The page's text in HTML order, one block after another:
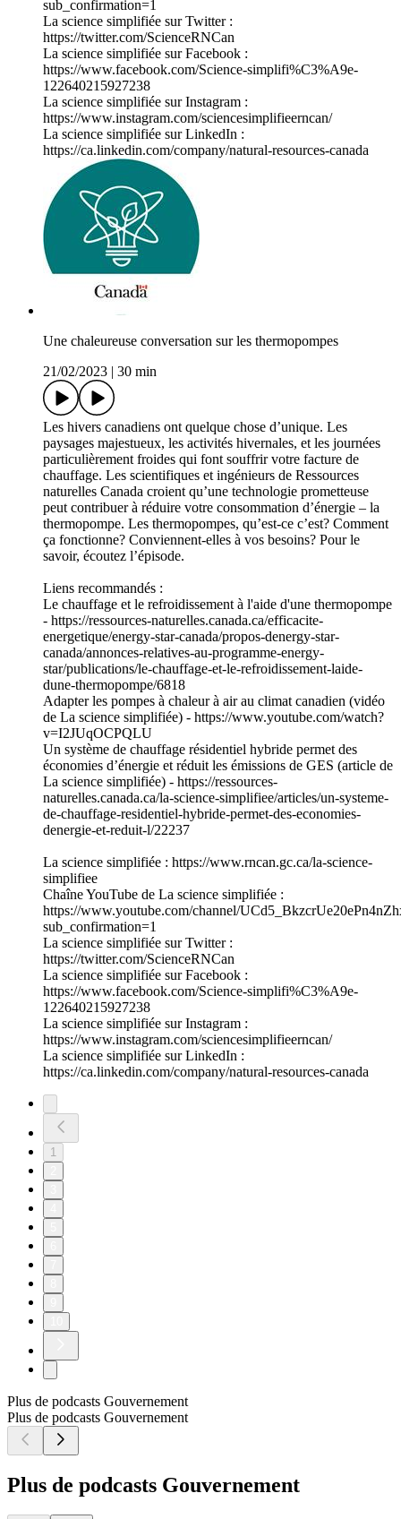
sub_confirmation=1
La science simplifiée sur Twitter :
https://twitter.com/ScienceRNCan
La science simplifiée sur Facebook :
https://www.facebook.com/Science-simplifi%C3%A9e-
122640215927238
La science simplifiée sur Instagram :
https://www.instagram.com/sciencesimplifieerncan/
La science simplifiée sur LinkedIn :
https://ca.linkedin.com/company/natural-resources-canada
Une chaleureuse conversation sur les thermopompes
21/02/2023 | 30 min
Les hivers canadiens ont quelque chose d’unique. Les
paysages majestueux, les activités hivernales, et les journées
particulièrement froides qui font souffrir votre facture de
chauffage. Les scientifiques et ingénieurs de Ressources
naturelles Canada croient qu’une technologie prometteuse
peut contribuer à réduire votre consommation d’énergie – la
thermopompe. Les thermopompes, qu’est-ce c’est? Comment
ça fonctionne? Conviennent-elles à vos besoins? Pour le
savoir, écoutez l’épisode.
Liens recommandés :
Le chauffage et le refroidissement à l'aide d'une thermopompe
- https://ressources-naturelles.canada.ca/efficacite-
energetique/energy-star-canada/propos-denergy-star-
canada/annonces-relatives-au-programme-energy-
star/publications/le-chauffage-et-le-refroidissement-laide-
dune-thermopompe/6818
Adapter les pompes à chaleur à air au climat canadien (vidéo
de La science simplifiée) - https://www.youtube.com/watch?
v=I2JUqOCPQLU
Un système de chauffage résidentiel hybride permet des
économies d’énergie et réduit les émissions de GES (article de
La science simplifiée) - https://ressources-
naturelles.canada.ca/la-science-simplifiee/articles/un-systeme-
de-chauffage-residentiel-hybride-permet-des-economies-
denergie-et-reduit-l/22237
La science simplifiée : https://www.rncan.gc.ca/la-science-
simplifiee
Chaîne YouTube de La science simplifiée :
https://www.youtube.com/channel/
sub_confirmation=1
La science simplifiée sur Twitter :
https://twitter.com/ScienceRNCan
La science simplifiée sur Facebook :
https://www.facebook.com/Science-simplifi%C3%A9e-
122640215927238
La science simplifiée sur Instagram :
https://www.instagram.com/sciencesimplifieerncan/
La science simplifiée sur LinkedIn :
https://ca.linkedin.com/company/natural-resources-canada
1
Plus de podcasts Gouvernement
Plus de podcasts Gouvernement
Plus de podcasts Gouvernement